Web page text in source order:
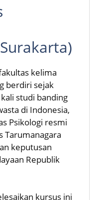
kelima
berdiri sejak
studi banding
di Indonesia,
Psikologi resmi
Tarumanagara
keputusan
Republik
kursus ini